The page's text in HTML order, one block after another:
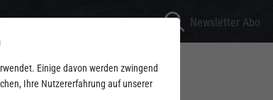
Newsletter Abo
WERT.VOLL MAGAZIN
Einige davon werden zwingend
Ihre Nutzererfahrung auf unserer